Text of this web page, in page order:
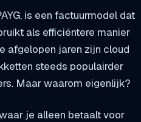
is een factuurmodel dat
als efficiëntere manier
afgelopen jaren zijn cloud
steeds populairder
Maar waarom eigenlijk?
je alleen betaalt voor